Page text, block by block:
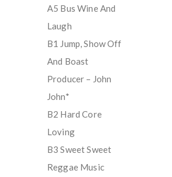
A5 Bus Wine And
Laugh
B1 Jump, Show Off
And Boast
Producer – John
John*
B2 Hard Core
Loving
B3 Sweet Sweet
Reggae Music